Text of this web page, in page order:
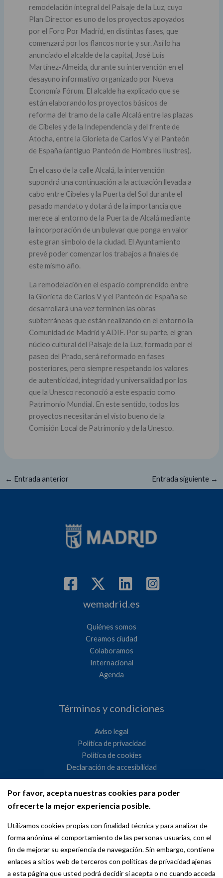
Por favor, acepta nuestras cookies para poder
ofrecerte la mejor experiencia posible.
Utilizamos cookies propias con finalidad técnica y para analizar de
forma anónima el comportamiento de las personas usuarias, con el
fin de mejorar su experiencia de navegación. Sin embargo, contiene
enlaces a sitios web de terceros con políticas de privacidad ajenas
a esta página que usted podrá decidir si acepta o no cuando acceda
remodelación integral del Paisaje de la Luz, cuyo
Plan Director es uno de los proyectos apoyados
por el Foro Por Madrid, en distintas fases, que
comenzará por los flancos norte y sur. Así lo ha
anunciado el alcalde de la capital, José Luis
Martínez-Almeida, durante su intervención en el
desayuno informativo organizado por Nueva
Economía Fórum. El alcalde ha explicado que se
están elaborando los proyectos básicos de
reforma del tramo de la calle Alcalá entre las plazas
de Cibeles y de la Independencia y del frente de
Atocha, entre la Glorieta de Carlos V y el Panteón
de España (antiguo Panteón de Hombres Ilustres).
En el caso de la calle Alcalá, la intervención
supondrá una continuación a la actuación llevada a
cabo entre Cibeles y la Puerta del Sol durante el
pasado mandato y dotará de la importancia que
merece al entorno de la Puerta de Alcalá mediante
la incorporación de un bulevar que ponga en valor
este gran símbolo de la ciudad. El Ayuntamiento
prevé poder comenzar los trabajos a finales de
este mismo año.
La remodelación en el espacio comprendido entre
la Glorieta de Carlos V y el Panteón de España se
desarrollará una vez terminen las obras
subterráneas que están realizando en el entorno la
Comunidad de Madrid y ADIF. Por su parte, el gran
núcleo cultural del Paisaje de la Luz, formado por el
paseo del Prado, será reformado en fases
posteriores, pero siempre respetando los valores
de autenticidad, integridad y universalidad por los
que la Unesco reconoció a este espacio como
Patrimonio Mundial. En este sentido, todos los
proyectos necesitarán el visto bueno de la
Comisión Local de Patrimonio y de la Unesco.
← Entrada anterior Entrada siguiente →
wemadrid.es
Quiénes somos
Creamos ciudad
Colaboramos
Internacional
Agenda
Términos y condiciones
Aviso legal
Política de privacidad
Política de cookies
Declaración de accesibilidad
Ayuntamiento de Madrid
WeMadrid es un sitio web del Ayuntamiento de Madrid
dedicado a las relaciones institucionales y la actividad
internacional del Alcalde. ​